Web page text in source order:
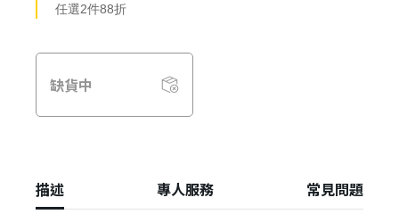
任選2件88折
缺貨中
描述 專人服務 常見問題